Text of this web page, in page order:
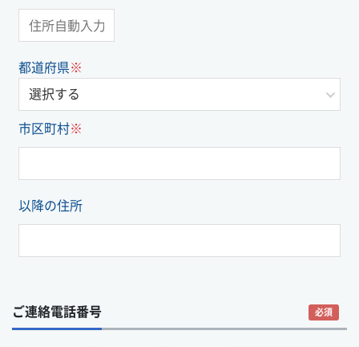
都道府県※
市区町村※
以降の住所
必須
ご連絡電話番号